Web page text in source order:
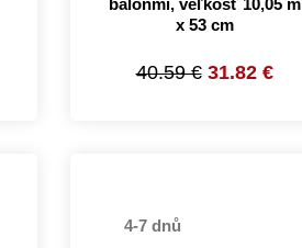
balónmi, veľkosť 10,05 m
x 53 cm
40.59 € 31.82 €
4-7 dnů